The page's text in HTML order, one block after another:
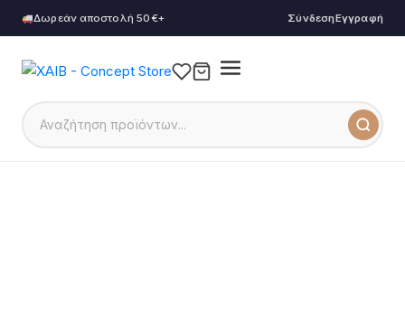
Δωρεάν αποστολή 50€+ ΣύνδεσηΕγγραφή